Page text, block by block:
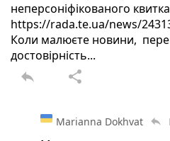
неперсоніфікованого
https://rada.te.ua/news/
Коли малюєте новини,
достовірність...
reply share
Marianna Dokhvat reply